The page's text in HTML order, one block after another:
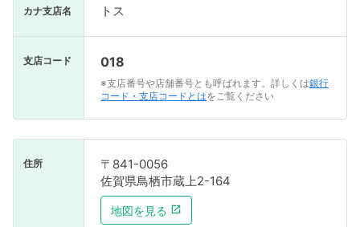
カナ支店名 トス
支店コード 018
※支店番号や店舗番号とも呼ばれます。詳しくは銀行
コード・支店コードとはをご覧ください
住所
〒841-0056
佐賀県鳥栖市蔵上2-164
地図を見る